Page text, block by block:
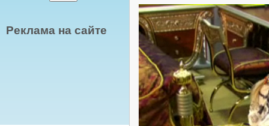
Реклама на сайте